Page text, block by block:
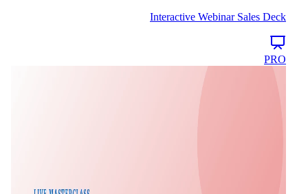
Interactive Webinar Sales Deck
PRO